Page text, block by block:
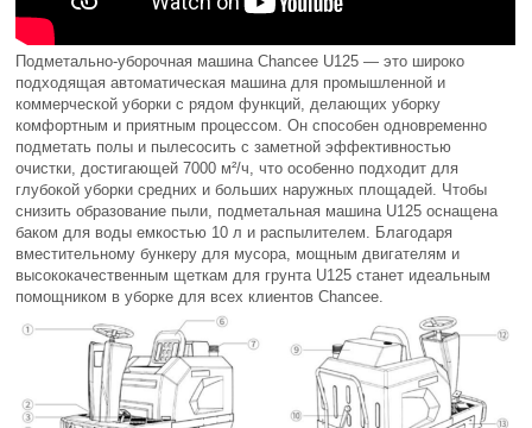
Подметально-уборочная машина Chancee U125 — это широко
подходящая автоматическая машина для промышленной и
коммерческой уборки с рядом функций, делающих уборку
комфортным и приятным процессом. Он способен одновременно
подметать полы и пылесосить с заметной эффективностью
очистки, достигающей 7000 м²/ч, что особенно подходит для
глубокой уборки средних и больших наружных площадей. Чтобы
снизить образование пыли, подметальная машина U125 оснащена
баком для воды емкостью 10 л и распылителем. Благодаря
вместительному бункеру для мусора, мощным двигателям и
высококачественным щеткам для грунта U125 станет идеальным
помощником в уборке для всех клиентов Chancee.